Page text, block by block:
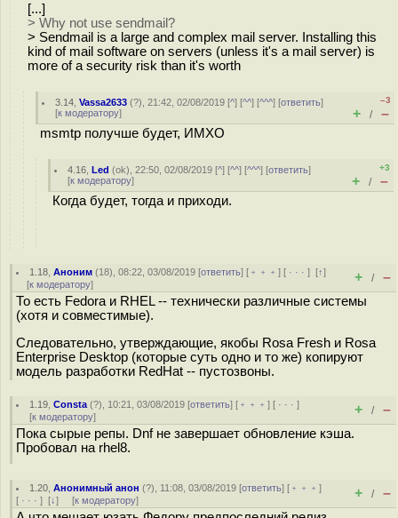
[...]
> Why not use sendmail?
> Sendmail is a large and complex mail server. Installing this
kind of mail software on servers (unless it's a mail server) is
more of a security risk than it's worth
3.14 ,Vassa2633 (?), 21:42, 02/08/2019 [^] [^^] [^^^] [ответить]
[к модератору]
–3
+ / –
msmtp получше будет, ИМХО
4.16 ,Led (ok), 22:50, 02/08/2019 [^] [^^] [^^^] [ответить]
[к модератору]
+3
+ / –
Когда будет, тогда и приходи.
1.18 ,Аноним (18), 08:22, 03/08/2019 [ответить] [ ﹢﹢﹢] [ · · ·][↑]
[к модератору] + / –
То есть Fedora и RHEL -- технически различные системы
(хотя и совместимые).
Следовательно, утверждающие, якобы Rosa Fresh и Rosa
Enterprise Desktop (которые суть одно и то же) копируют
модель разработки RedHat -- пустозвоны.
1.19 ,Consta (?), 10:21, 03/08/2019 [ответить] [ ﹢﹢﹢] [ · · ·]
[к модератору] + / –
Пока сырые репы. Dnf не завершает обновление кэша.
Пробовал на rhel8.
1.20 ,Анонимный анон (?), 11:08, 03/08/2019 [ответить] [ ﹢﹢﹢]
[ · · · ] [↓] [к модератору] + / –